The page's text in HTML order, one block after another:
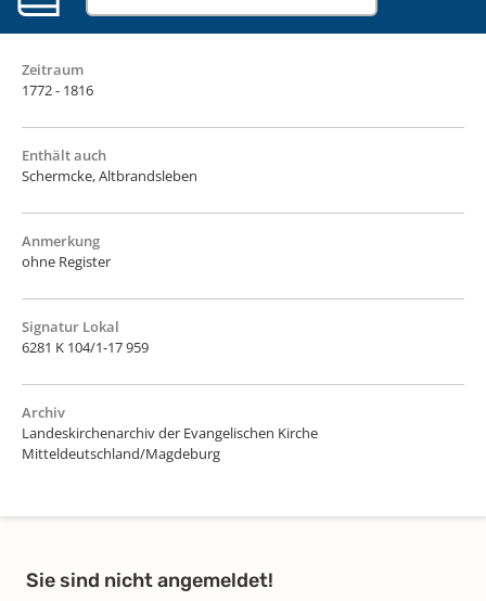
Zeitraum
1772 - 1816
Enthält auch
Schermcke, Altbrandsleben
Anmerkung
ohne Register
Signatur Lokal
6281 K 104/1-17 959
Archiv
Landeskirchenarchiv der Evangelischen Kirche
Mitteldeutschland/Magdeburg
Sie sind nicht angemeldet!